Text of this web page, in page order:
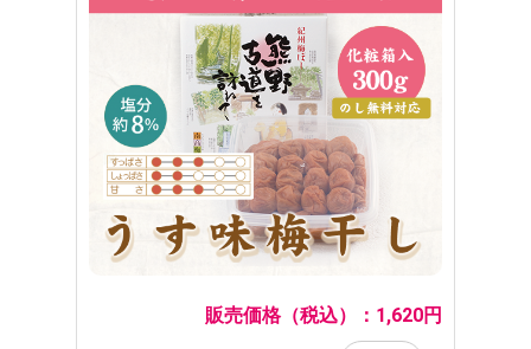
販売価格（税込）：1,620円